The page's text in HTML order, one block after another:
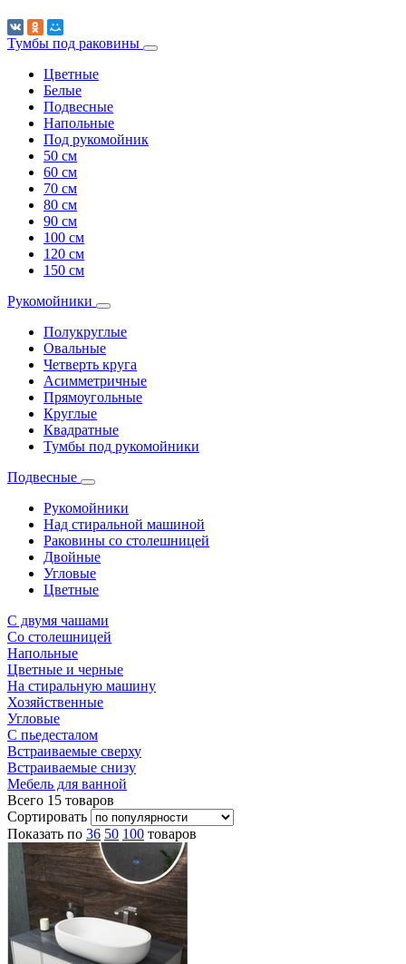
Тумбы под раковины
Цветные
Белые
Подвесные
Напольные
Под рукомойник
50 см
60 см
70 см
80 см
90 см
100 см
120 см
150 см
Рукомойники
Полукруглые
Овальные
Четверть круга
Асимметричные
Прямоугольные
Круглые
Квадратные
Тумбы под рукомойники
Подвесные
Рукомойники
Над стиральной машиной
Раковины со столешницей
Двойные
Угловые
Цветные
С двумя чашами
Со столешницей
Напольные
Цветные и черные
На стиральную машину
Хозяйственные
Угловые
С пьедесталом
Встраиваемые сверху
Встраиваемые снизу
Мебель для ванной
Всего 15 товаров
Сортировать
Показать по 36 50 100 товаров